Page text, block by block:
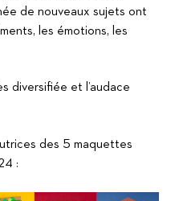
de nouveaux sujets ont
les émotions, les
diversifiée et l’audace
des 5 maquettes
: